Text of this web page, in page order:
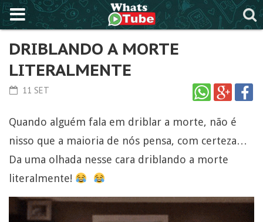
DRIBLANDO A MORTE
LITERALMENTE
11 SET
Quando alguém fala em driblar a morte, não é
nisso que a maioria de nós pensa, com certeza…
Da uma olhada nesse cara driblando a morte
literalmente!